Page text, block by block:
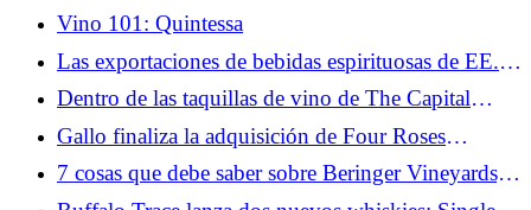
Vino 101: Quintessa
Las exportaciones de bebidas espirituosas de EE.
UU. cayeron un 3,8 por ciento en 2025 en medio
de la actual batalla arancelaria
Dentro de las taquillas de vino de The Capital
Grille: el esquivo símbolo de estatus del asador
Gallo finaliza la adquisición de Four Roses
Bourbon de Kirin Holdings
7 cosas que debe saber sobre Beringer Vineyards,
la bodega en funcionamiento continuo más antigua